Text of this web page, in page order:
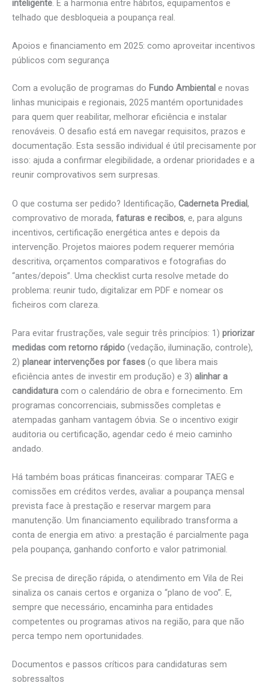
inteligente. É a harmonia entre hábitos, equipamentos e
telhado que desbloqueia a poupança real.
Apoios e financiamento em 2025: como aproveitar incentivos
públicos com segurança
Com a evolução de programas do Fundo Ambiental e novas
linhas municipais e regionais, 2025 mantém oportunidades
para quem quer reabilitar, melhorar eficiência e instalar
renováveis. O desafio está em navegar requisitos, prazos e
documentação. Esta sessão individual é útil precisamente por
isso: ajuda a confirmar elegibilidade, a ordenar prioridades e a
reunir comprovativos sem surpresas.
O que costuma ser pedido? Identificação, Caderneta Predial,
comprovativo de morada, faturas e recibos, e, para alguns
incentivos, certificação energética antes e depois da
intervenção. Projetos maiores podem requerer memória
descritiva, orçamentos comparativos e fotografias do
“antes/depois”. Uma checklist curta resolve metade do
problema: reunir tudo, digitalizar em PDF e nomear os
ficheiros com clareza.
Para evitar frustrações, vale seguir três princípios: 1) priorizar
medidas com retorno rápido (vedação, iluminação, controle),
2) planear intervenções por fases (o que libera mais
eficiência antes de investir em produção) e 3) alinhar a
candidatura com o calendário de obra e fornecimento. Em
programas concorrenciais, submissões completas e
atempadas ganham vantagem óbvia. Se o incentivo exigir
auditoria ou certificação, agendar cedo é meio caminho
andado.
Há também boas práticas financeiras: comparar TAEG e
comissões em créditos verdes, avaliar a poupança mensal
prevista face à prestação e reservar margem para
manutenção. Um financiamento equilibrado transforma a
conta de energia em ativo: a prestação é parcialmente paga
pela poupança, ganhando conforto e valor patrimonial.
Se precisa de direção rápida, o atendimento em Vila de Rei
sinaliza os canais certos e organiza o “plano de voo”. E,
sempre que necessário, encaminha para entidades
competentes ou programas ativos na região, para que não
perca tempo nem oportunidades.
Documentos e passos críticos para candidaturas sem
sobressaltos